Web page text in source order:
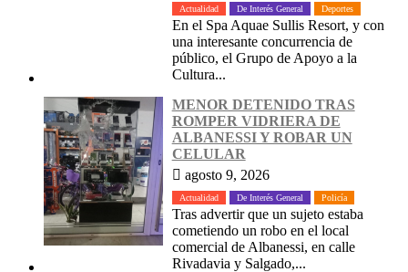
Actualidad De Interés General Deportes
En el Spa Aquae Sullis Resort, y con
una interesante concurrencia de
público, el Grupo de Apoyo a la
Cultura...
MENOR DETENIDO TRAS
ROMPER VIDRIERA DE
ALBANESSI Y ROBAR UN
CELULAR
agosto 9, 2026
Actualidad De Interés General Policía
Tras advertir que un sujeto estaba
cometiendo un robo en el local
comercial de Albanessi, en calle
Rivadavia y Salgado,...